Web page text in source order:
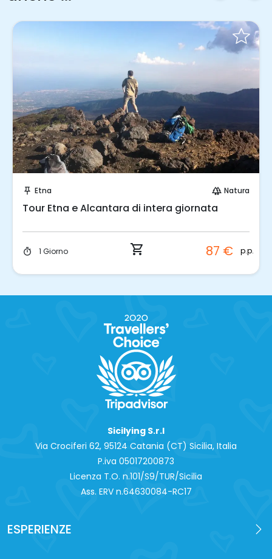
push_pin Etna forest Natura
Tour Etna e Alcantara di intera giornata
timer 1 Giorno shopping_cart 87 € p.p.
Sicilying S.r.l
Via Crociferi 62, 95124 Catania (CT) Sicilia, Italia
P.iva 0‍5017200873
Licenza T.O. n.101/S9/TUR/Sicilia
Ass. ERV n.64630084-RC17
ESPERIENZE